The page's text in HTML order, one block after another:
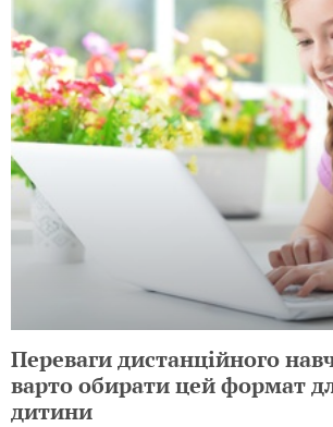
Переваги дистанційного
варто обирати цей формат
дитини